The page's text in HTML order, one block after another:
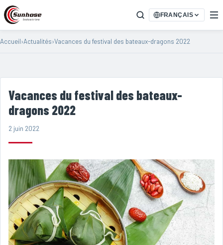
FRANÇAIS
Accueil›Actualités›Vacances du festival des bateaux-dragons 2022
Vacances du festival des bateaux-
dragons 2022
2 juin 2022